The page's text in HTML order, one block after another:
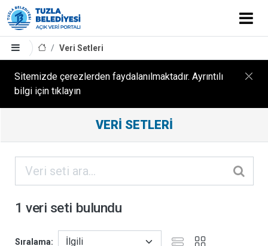
Veri Setleri
Sitemizde çerezlerden faydalanılmaktadır. Ayrıntılı
bilgi için tıklayın
Sonuçları
ORGANIZASYONLAR
KATEGORILER
ETIKETLER
VERI SETLERI
1 veri seti bulundu
Sıralama